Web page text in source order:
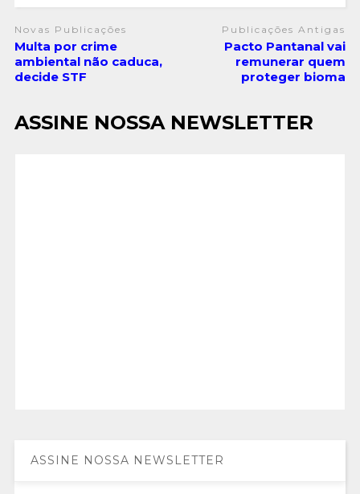
Novas Publicações
Multa por crime
ambiental não caduca,
decide STF
Publicações Antigas
Pacto Pantanal vai
remunerar quem
proteger bioma
ASSINE NOSSA NEWSLETTER
ASSINE NOSSA NEWSLETTER